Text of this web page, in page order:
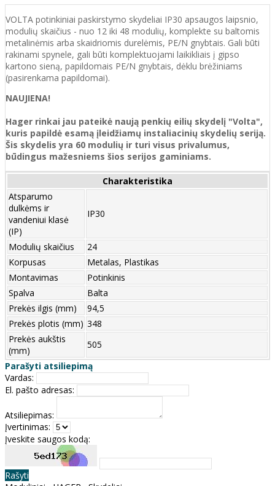
VOLTA potinkiniai paskirstymo skydeliai IP30 apsaugos laipsnio,
modulių skaičius - nuo 12 iki 48 modulių, komplekte su baltomis
metalinėmis arba skaidriomis durelėmis, PE/N gnybtais. Gali būti
rakinami spynele, gali būti komplektuojami laikikliais į gipso
kartono sieną, papildomais PE/N gnybtais, dėklu brėžiniams
(pasirenkama papildomai).
NAUJIENA!
Hager rinkai jau pateikė naują penkių eilių skydelį "Volta",
kuris papildė esamą įleidžiamų instaliacinių skydelių seriją.
Šis skydelis yra 60 modulių ir turi visus privalumus,
būdingus mažesniems šios serijos gaminiams.
Charakteristika
Atsparumo
dulkėms ir
vandeniui klasė
(IP)
IP30
Modulių skaičius
24
Korpusas
Metalas, Plastikas
Montavimas
Potinkinis
Spalva
Balta
Prekės ilgis (mm)
94,5
Prekės plotis (mm) 348
Prekės aukštis
(mm)
505
Parašyti atsiliepimą
Vardas:
El. pašto adresas:
Atsiliepimas:
Įvertinimas:
Įveskite saugos kodą:
Rašyti